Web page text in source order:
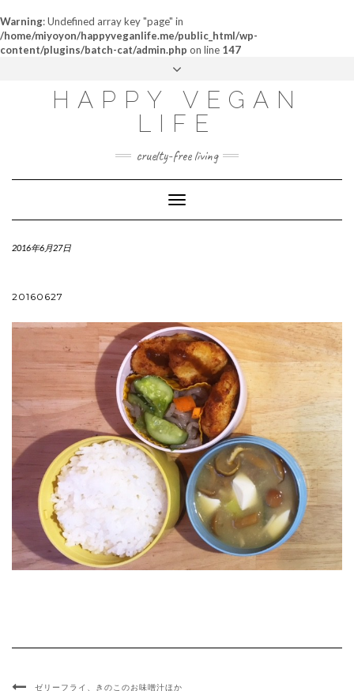
Warning: Undefined array key "page" in
/home/miyoyon/happyveganlife.me/public_html/wp-
content/plugins/batch-cat/admin.php on line 147
ABOUT
MY STORY
CONTACT
HAPPY VEGAN
LIFE
cruelty-free living
Toggle
Navigation
2016年6月27日
20160627
ゼリーフライ、きのこのお味噌汁ほか